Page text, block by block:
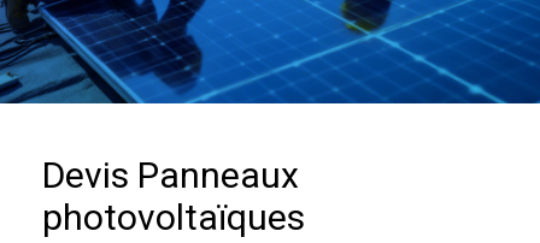
Devis Panneaux
photovoltaïques